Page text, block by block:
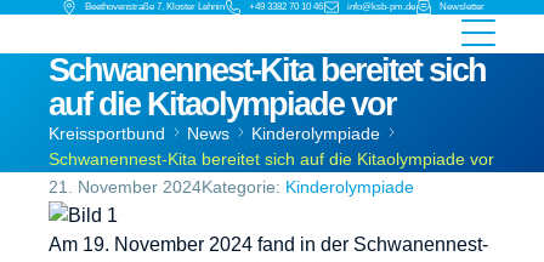
Beethovenstraße 7, Kloster Lehnin +49 3382 70 10 46 info@ksb-pm.de Newsletter
Schwanennest-Kita bereitet sich
auf die Kitaolympiade vor
Kreissportbund News
Kinderolympiade
Schwanennest-Kita bereitet sich auf die Kitaolympiade vor
21. November 2024Kategorie: Kinderolympiade
Am 19. November 2024 fand in der Schwanennest-